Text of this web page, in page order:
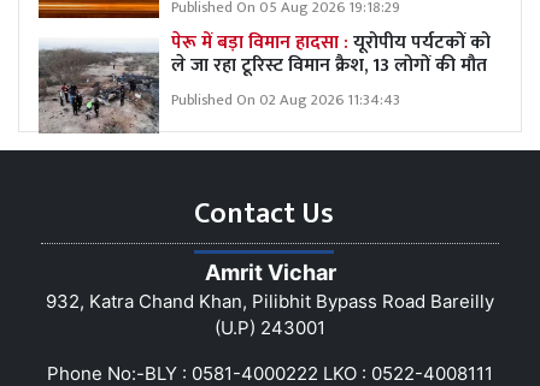
Published On 05 Aug 2026 19:18:29
पेरू में बड़ा विमान हादसा :यूरोपीय पर्यटकों को
ले जा रहा टूरिस्ट विमान क्रैश, 13 लोगों की मौत
Published On 02 Aug 2026 11:34:43
Contact Us
Amrit Vichar
932, Katra Chand Khan, Pilibhit Bypass Road Bareilly
(U.P) 243001
Phone No:-BLY : 0581-4000222 LKO : 0522-4008111